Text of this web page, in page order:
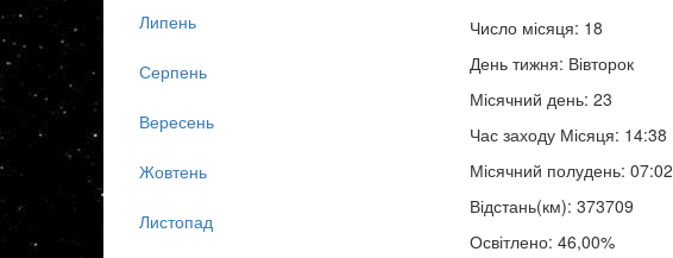
Число місяця: 18
День тижня: Вівторок
Місячний день: 23
Час заходу Місяця: 14:38
Місячний полудень: 07:02
Відстань(км): 373709
Освітлено: 46,00%
Липень
Серпень
Вересень
Жовтень
Листопад